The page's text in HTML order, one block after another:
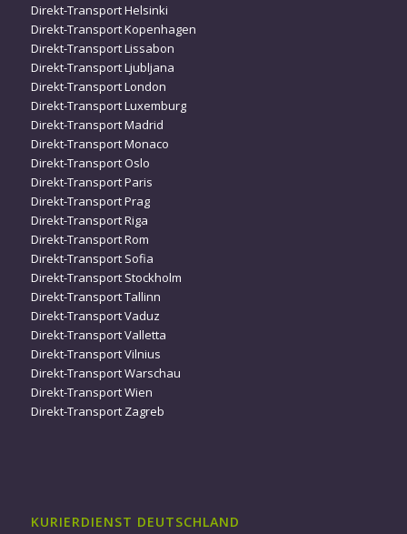
Direkt-Transport Helsinki
Direkt-Transport Kopenhagen
Direkt-Transport Lissabon
Direkt-Transport Ljubljana
Direkt-Transport London
Direkt-Transport Luxemburg
Direkt-Transport Madrid
Direkt-Transport Monaco
Direkt-Transport Oslo
Direkt-Transport Paris
Direkt-Transport Prag
Direkt-Transport Riga
Direkt-Transport Rom
Direkt-Transport Sofia
Direkt-Transport Stockholm
Direkt-Transport Tallinn
Direkt-Transport Vaduz
Direkt-Transport Valletta
Direkt-Transport Vilnius
Direkt-Transport Warschau
Direkt-Transport Wien
Direkt-Transport Zagreb
KURIERDIENST DEUTSCHLAND